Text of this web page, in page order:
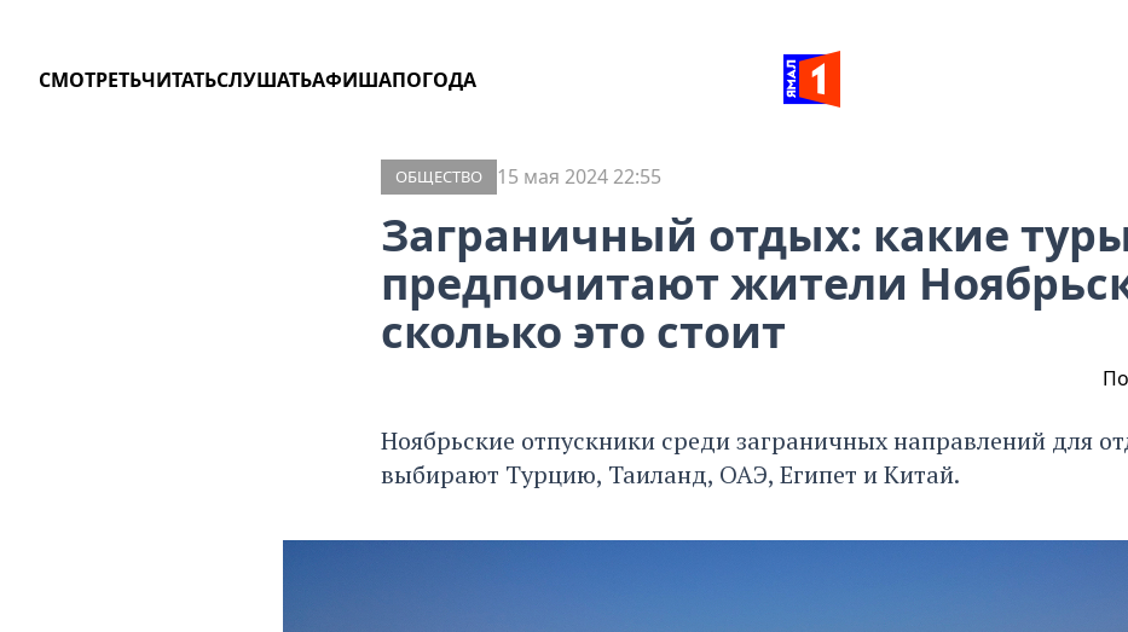
СМОТРЕТЬЧИТАТЬСЛУШАТЬАФИШАПОГОДА
ОБЩЕСТВО 15 мая 2024 22:55
Заграничный отдых: какие
предпочитают жители
сколько это стоит
Ноябрьские отпускники среди заграничных направлений для
выбирают Турцию, Таиланд, ОАЭ, Египет и Китай.